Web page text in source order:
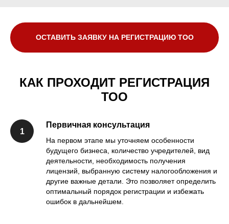
ОСТАВИТЬ ЗАЯВКУ НА РЕГИСТРАЦИЮ ТОО
КАК ПРОХОДИТ РЕГИСТРАЦИЯ
ТОО
Первичная консультация
На первом этапе мы уточняем особенности
будущего бизнеса, количество учредителей, вид
деятельности, необходимость получения
лицензий, выбранную систему налогообложения и
другие важные детали. Это позволяет определить
оптимальный порядок регистрации и избежать
ошибок в дальнейшем.